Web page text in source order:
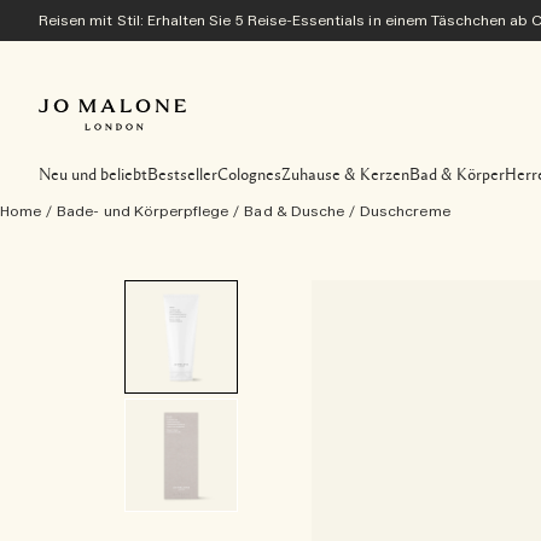
Reisen mit Stil: Erhalten Sie 5 Reise-Essentials in einem Täschchen ab
Neu und beliebtBestsellerColognesZuhause & KerzenBad & Körper
Home / Bade- und Körperpflege / Bad & Dusche / Duschcreme